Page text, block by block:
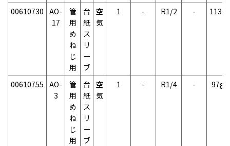
00610730 AO-
17
管
用
め
ね
じ
用
台
紙
ス
リ
ー
ブ
空
気
1 - R1/2 - 113g
00610755 AO-
3
管
用
め
ね
じ
用
台
紙
ス
リ
ー
ブ
空
気
1 - R1/4 - 97g